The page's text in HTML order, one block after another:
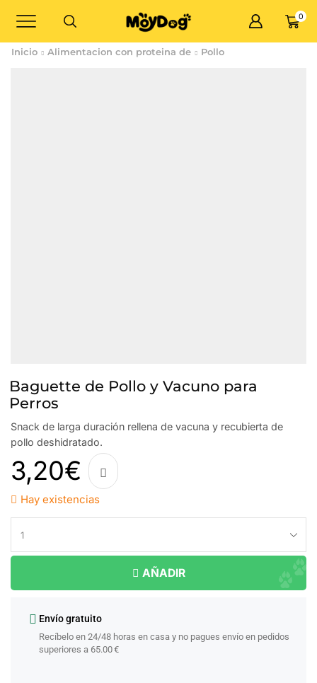
0
Inicio Alimentacion con proteina de Pollo
Baguette de Pollo y Vacuno para
Perros
Snack de larga duración rellena de vacuna y recubierta de
pollo deshidratado.
3,20€
Hay existencias
AÑADIR
Envío gratuito
Recíbelo en 24/48 horas en casa y no pagues envío en pedidos
superiores a 65.00 €